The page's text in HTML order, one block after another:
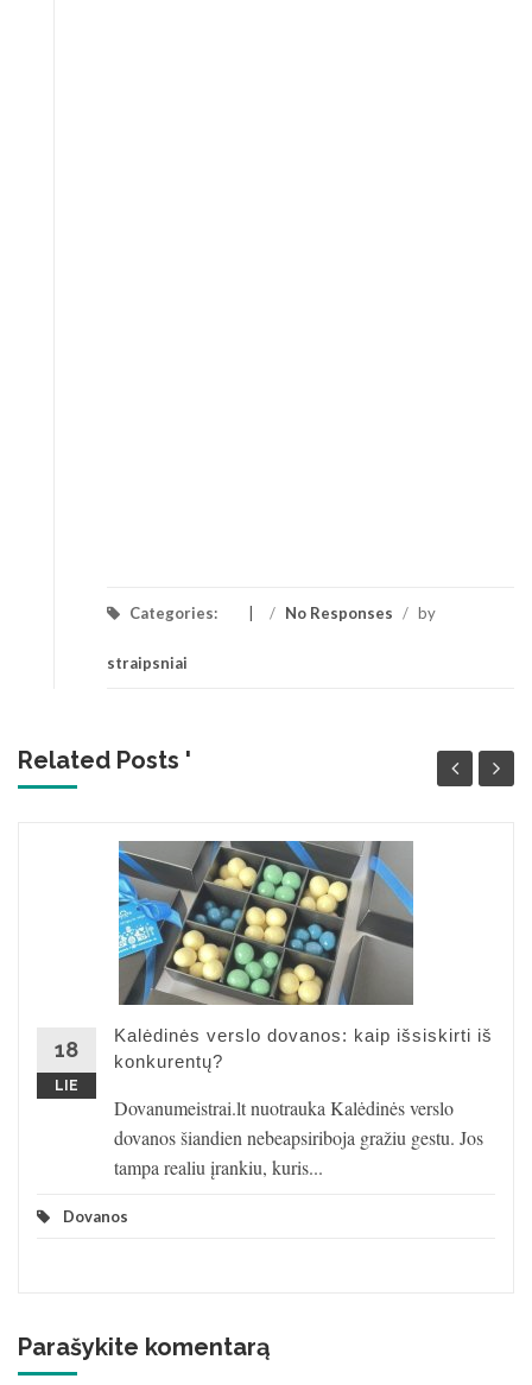
Categories: / No Responses / by
straipsniai
Related Posts '
18
LIE
Kalėdinės verslo dovanos: kaip išsiskirti iš
konkurentų?
Dovanumeistrai.lt nuotrauka Kalėdinės verslo
dovanos šiandien nebeapsiriboja gražiu gestu. Jos
tampa realiu įrankiu, kuris...
Dovanos
Parašykite komentarą